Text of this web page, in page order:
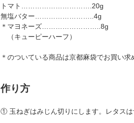
トマト………………………….20g
無塩バター……………………..4g
＊マヨネーズ……………………..8g
（キューピーハーフ）
＊のついている商品は京都麻袋でお買い求
作り方
① 玉ねぎはみじん切りにします。レタスは